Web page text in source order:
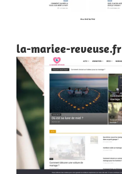
la-mariee-reveuse.fr